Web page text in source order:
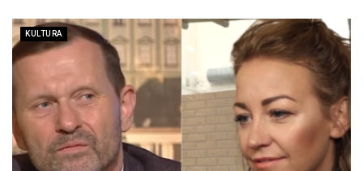
KULTURA